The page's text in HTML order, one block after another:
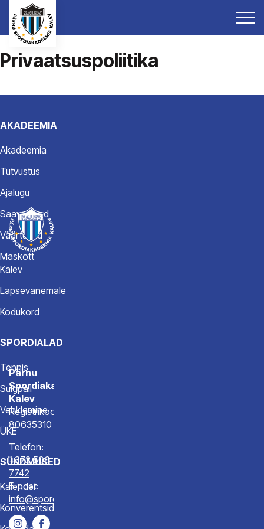
Privaatsuspoliitika
AKADEEMIA
Akadeemia
Tutvustus
Ajalugu
Saavutused
Väärtused
Maskott
Kalev
Lapsevanemale
Kodukord
SPORDIALAD
Tennis
Sulgpall
Vehklemine
ÜKE
SÜNDMUSED
Kalender
Konverentsid
Pärnu
Spordiakadeemia
Kalev
Registrikood
80635310
Telefon:
+372 506
7742
E-post:
info@spordiakadeemia.ee